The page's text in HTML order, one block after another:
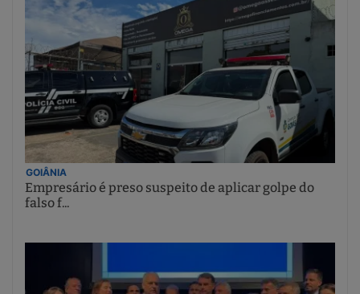
GOIÂNIA
Empresário é preso suspeito de aplicar golpe do
falso f...